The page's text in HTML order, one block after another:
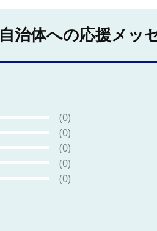
自治体への応援メッ
(0)
(0)
(0)
(0)
(0)